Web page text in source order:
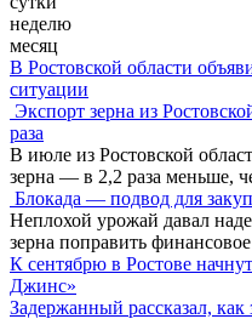
неделю
месяц
В Ростовской области
ситуации
Экспорт зерна из
раза
В июле из Ростовской
зерна — в 2,2 раза меньше,
Блокада — подвод для
Неплохой урожай давал
зерна поправить
К сентябрю в Ростове
Джинс»
Задержанный рассказал, как